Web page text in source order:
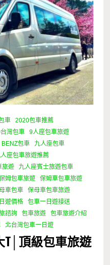
車
2020包車推薦
灣包車
9人座包車旅遊
BENZ包車
九人座包車
座包車旅遊推薦
旅遊
九人座賓士旅遊包車
姆包車旅遊
保姆車包車旅遊
車包車
保母車包車旅遊
遊價格
包車一日遊接送
諮詢 包車旅遊
包車旅遊介紹
北台灣包車一日遊
頂級包車旅遊